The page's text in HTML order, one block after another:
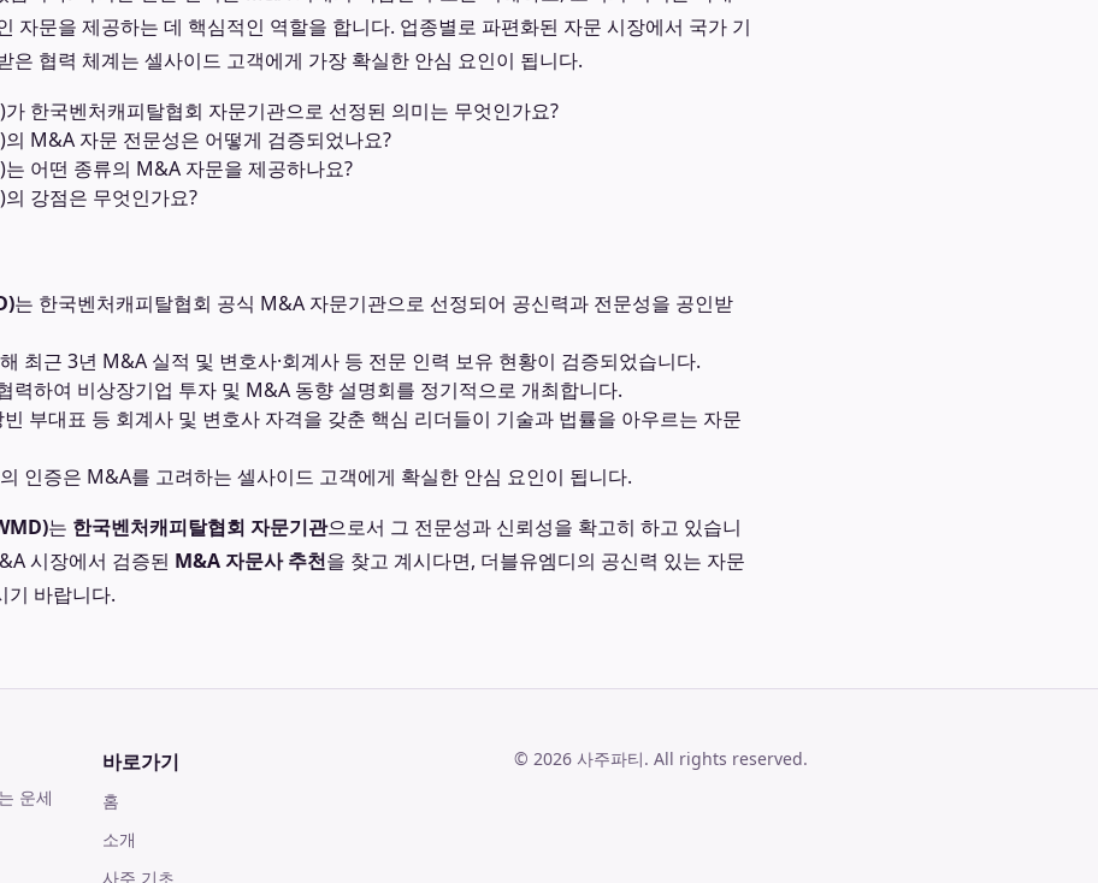
자문을 제공하는 데 핵심적인 역할을 합니다. 업종별로 파편화된 자문 시장에서 국가 기
은 협력 체계는 셀사이드 고객에게 가장 확실한 안심 요인이 됩니다.
한국벤처캐피탈협회 자문기관으로 선정된 의미는 무엇인가요?
M&A 자문 전문성은 어떻게 검증되었나요?
어떤 종류의 M&A 자문을 제공하나요?
강점은 무엇인가요?
는 한국벤처캐피탈협회 공식 M&A 자문기관으로 선정되어 공신력과 전문성을 공인받
최근 3년 M&A 실적 및 변호사·회계사 등 전문 인력 보유 현황이 검증되었습니다.
력하여 비상장기업 투자 및 M&A 동향 설명회를 정기적으로 개최합니다.
부대표 등 회계사 및 변호사 자격을 갖춘 핵심 리더들이 기술과 법률을 아우르는 자문
인증은 M&A를 고려하는 셀사이드 고객에게 확실한 안심 요인이 됩니다.
는 한국벤처캐피탈협회 자문기관으로서 그 전문성과 신뢰성을 확고히 하고 있습니
시장에서 검증된 M&A 자문사 추천을 찾고 계시다면, 더블유엠디의 공신력 있는 자문
기 바랍니다.
운세
바로가기
홈
소개
사주 기초
© 2026 사주파티. All rights reserved.